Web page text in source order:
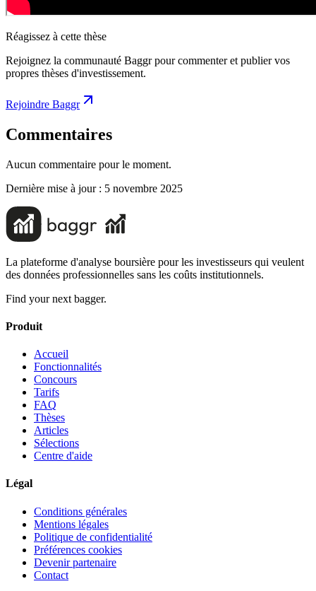
Réagissez à cette thèse
Rejoignez la communauté Baggr pour commenter et publier vos
propres thèses d'investissement.
Rejoindre Baggr
Commentaires
Aucun commentaire pour le moment.
Dernière mise à jour : 5 novembre 2025
La plateforme d'analyse boursière pour les investisseurs qui veulent
des données professionnelles sans les coûts institutionnels.
Find your next bagger.
Produit
Accueil
Fonctionnalités
Concours
Tarifs
FAQ
Thèses
Articles
Sélections
Centre d'aide
Légal
Conditions générales
Mentions légales
Politique de confidentialité
Préférences cookies
Devenir partenaire
Contact